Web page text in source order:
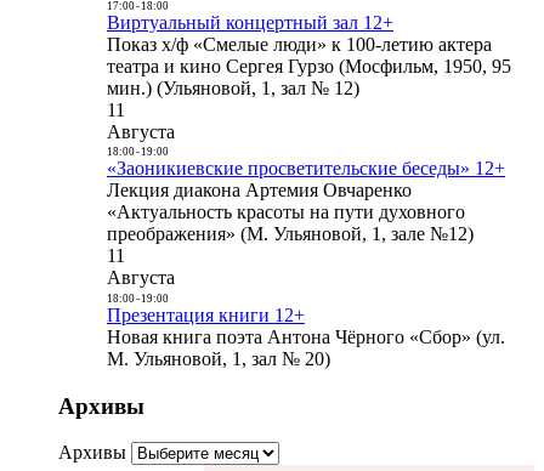
17:00- 18:00
Виртуальный концертный зал 12+
Показ х/ф «Смелые люди» к 100-летию актера
театра и кино Сергея Гурзо (Мосфильм, 1950, 95
мин.) (Ульяновой, 1, зал № 12)
11
Августа
18:00- 19:00
«Заоникиевские просветительские беседы» 12+
Лекция диакона Артемия Овчаренко
«Актуальность красоты на пути духовного
преображения» (М. Ульяновой, 1, зале №12)
11
Августа
18:00- 19:00
Презентация книги 12+
Новая книга поэта Антона Чёрного «Сбор» (ул.
М. Ульяновой, 1, зал № 20)
Архивы
Архивы